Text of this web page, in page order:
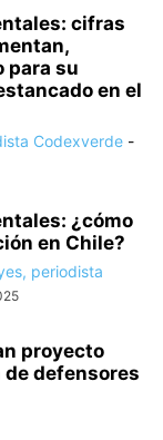
cifras
para su
en el
Codexverde -
¿cómo
en Chile?
periodista
proyecto
defensores